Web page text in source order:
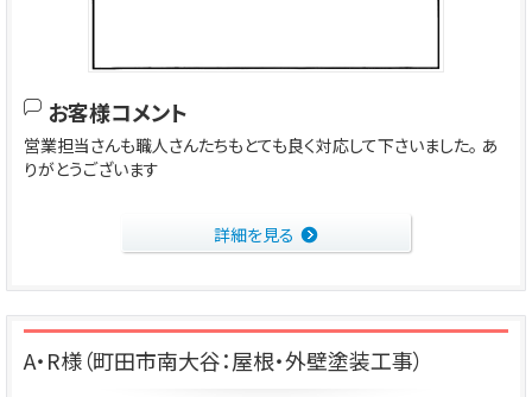
お客様コメント
営業担当さんも職人さんたちもとても良く対応して下さいました。 あ
りがとうございます
詳細を見る
A・R様（町田市南大谷：屋根・外壁塗装工事）